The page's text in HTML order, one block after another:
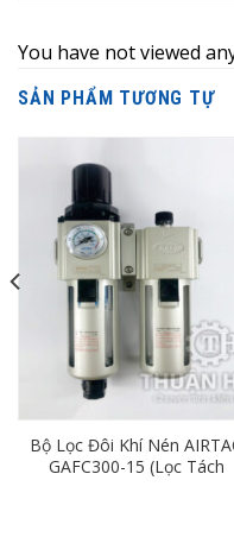
You have not viewed
SẢN PHẨM TƯƠNG TỰ
Bộ Lọc Đôi Khí Nén
GAFC300-15 (Lọc Tách